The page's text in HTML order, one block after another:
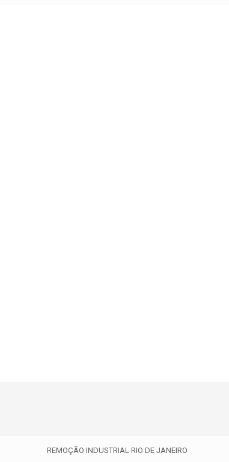
REMOÇÃO INDUSTRIAL RIO DE JANEIRO